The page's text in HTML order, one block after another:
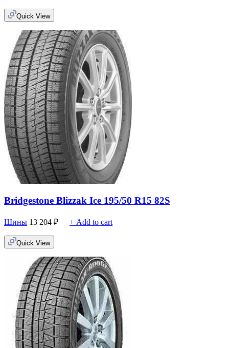
Quick View
Bridgestone Blizzak Ice 195/50 R15 82S
Шины 13 204 ₽ + Add to cart
Quick View